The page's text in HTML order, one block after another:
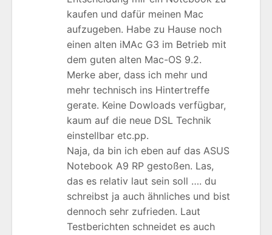
kaufen und dafür meinen Mac
aufzugeben. Habe zu Hause noch
einen alten iMAc G3 im Betrieb mit
dem guten alten Mac-OS 9.2.
Merke aber, dass ich mehr und
mehr technisch ins Hintertreffe
gerate. Keine Dowloads verfügbar,
kaum auf die neue DSL Technik
einstellbar etc.pp.
Naja, da bin ich eben auf das ASUS
Notebook A9 RP gestoßen. Las,
das es relativ laut sein soll …. du
schreibst ja auch ähnliches und bist
dennoch sehr zufrieden. Laut
Testberichten schneidet es auch